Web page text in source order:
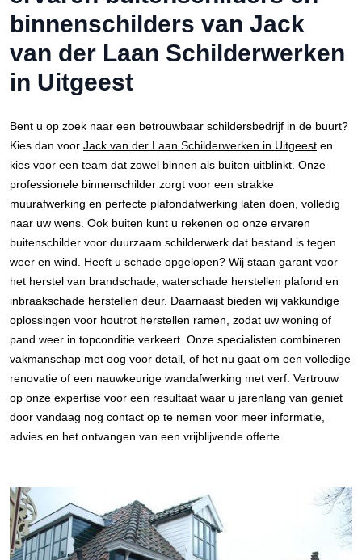
binnenschilders van Jack
van der Laan Schilderwerken
in Uitgeest
Bent u op zoek naar een betrouwbaar schildersbedrijf in de buurt?
Kies dan voor Jack van der Laan Schilderwerken in Uitgeest en
kies voor een team dat zowel binnen als buiten uitblinkt. Onze
professionele binnenschilder zorgt voor een strakke
muurafwerking en perfecte plafondafwerking laten doen, volledig
naar uw wens. Ook buiten kunt u rekenen op onze ervaren
buitenschilder voor duurzaam schilderwerk dat bestand is tegen
weer en wind. Heeft u schade opgelopen? Wij staan garant voor
het herstel van brandschade, waterschade herstellen plafond en
inbraakschade herstellen deur. Daarnaast bieden wij vakkundige
oplossingen voor houtrot herstellen ramen, zodat uw woning of
pand weer in topconditie verkeert. Onze specialisten combineren
vakmanschap met oog voor detail, of het nu gaat om een volledige
renovatie of een nauwkeurige wandafwerking met verf. Vertrouw
op onze expertise voor een resultaat waar u jarenlang van geniet
door vandaag nog contact op te nemen voor meer informatie,
advies en het ontvangen van een vrijblijvende offerte.